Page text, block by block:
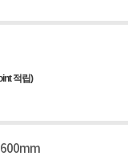
적립)
600mm